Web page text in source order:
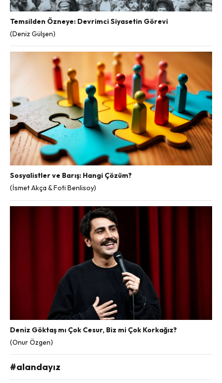
Temsilden Özneye: Devrimci Siyasetin Görevi
(Deniz Gülşen)
Sosyalistler ve Barış: Hangi Çözüm?
(İsmet Akça & Foti Benlisoy)
Deniz Göktaş mı Çok Cesur, Biz mi Çok Korkağız?
(Onur Özgen)
#alandayız